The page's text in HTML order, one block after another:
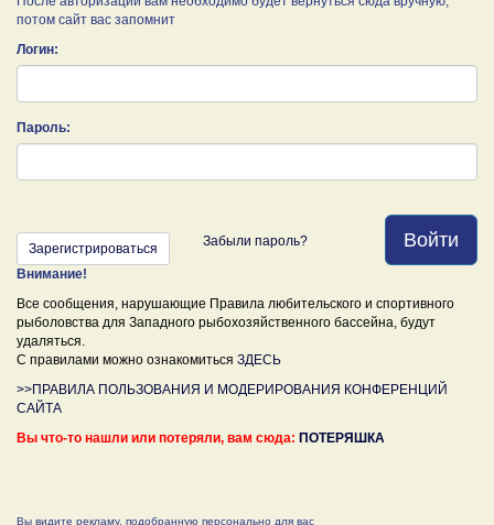
потом сайт вас запомнит
Логин:
Пароль:
Войти
Зарегистрироваться Забыли пароль?
Внимание!
Все сообщения, нарушающие Правила любительского и спортивного
рыболовства для Западного рыбохозяйственного бассейна, будут
удаляться.
С правилами можно ознакомиться ЗДЕСЬ
>>ПРАВИЛА ПОЛЬЗОВАНИЯ И МОДЕРИРОВАНИЯ КОНФЕРЕНЦИЙ
САЙТА
Вы что-то нашли или потеряли, вам сюда: ПОТЕРЯШКА
Вы видите рекламу, подобранную персонально для вас